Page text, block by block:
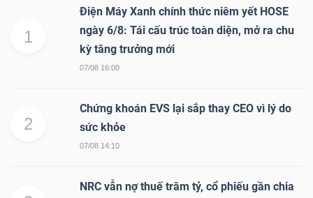
1
Điện Máy Xanh chính thức niêm yết HOSE
ngày 6/8: Tái cấu trúc toàn diện, mở ra chu
kỳ tăng trưởng mới
07/08 16:00
2
Chứng khoán EVS lại sắp thay CEO vì lý do
sức khỏe
07/08 14:10
NRC vẫn nợ thuế trăm tỷ, cổ phiếu gần chia